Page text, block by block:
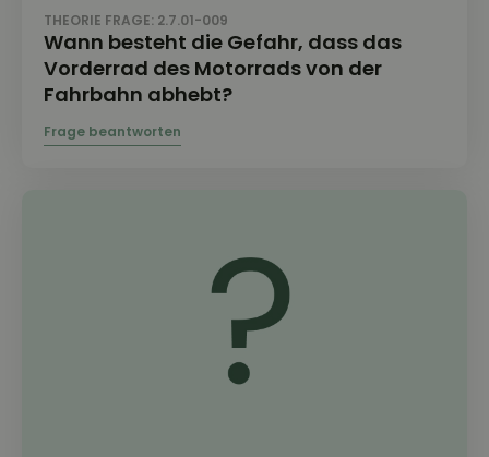
THEORIE FRAGE: 2.7.01-009
Wann besteht die Gefahr, dass das
Vorderrad des Motorrads von der
Fahrbahn abhebt?